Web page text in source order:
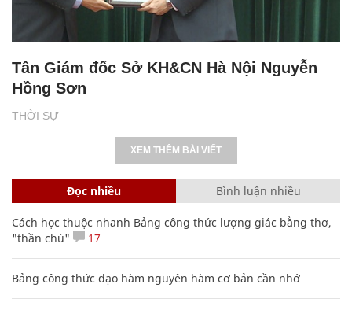
THỜI SỰ
Tân Giám đốc Sở KH&CN Hà Nội Nguyễn
Hồng Sơn
XEM THÊM BÀI VIẾT
Đọc nhiều Bình luận nhiều
Cách học thuộc nhanh Bảng công thức lượng giác bằng thơ,
"thần chú"
17
Bảng công thức đạo hàm nguyên hàm cơ bản cần nhớ